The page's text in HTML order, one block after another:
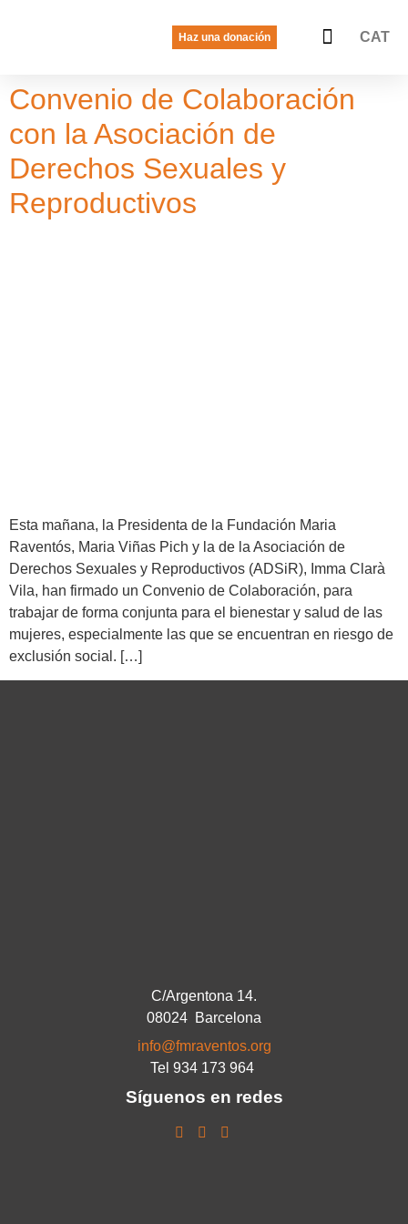
Haz una donación CAT
Convenio de Colaboración
con la Asociación de
Derechos Sexuales y
Reproductivos
Esta mañana, la Presidenta de la Fundación Maria
Raventós, Maria Viñas Pich y la de la Asociación de
Derechos Sexuales y Reproductivos (ADSiR), Imma Clarà
Vila, han firmado un Convenio de Colaboración, para
trabajar de forma conjunta para el bienestar y salud de las
mujeres, especialmente las que se encuentran en riesgo de
exclusión social. […]
C/Argentona 14.
08024 Barcelona
info@fmraventos.org
Tel 934 173 964
Síguenos en redes